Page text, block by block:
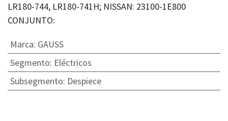
LR180-744, LR180-741H; NISSAN: 23100-1E800
CONJUNTO:
Marca: GAUSS
Segmento: Eléctricos
Subsegmento: Despiece